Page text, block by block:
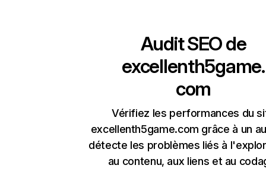
Audit SEO de
excellenth5game.
com
Vérifiez les performances du
excellenth5game.com grâce à un
détecte les problèmes liés à
au contenu, aux liens et au